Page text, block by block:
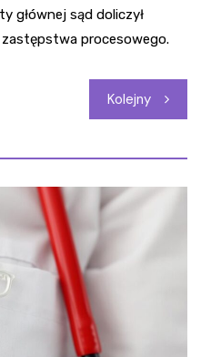
głównej sąd doliczył
procesowego.
Kolejny